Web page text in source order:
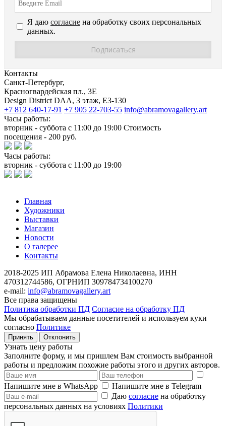
Я даю согласие на обработку своих персональных
данных.
Контакты
Санкт-Петербург,
Красногвардейская пл., 3E
Design District DAA, 3 этаж, Е3-130
+7 812 640-17-91 +7 905 22-703-55 info@abramovagallery.art
Часы работы:
вторник - суббота с 11:00 до 19:00 Стоимость
посещения - 200 руб.
Часы работы:
вторник - суббота с 11:00 до 19:00
Главная
Художники
Выставки
Магазин
Новости
О галерее
Контакты
2018-2025 ИП Абрамова Елена Николаевна, ИНН
470312744586, ОГРНИП 309784734100270
e-mail: info@abramovagallery.art
Все права защищены
Политика обработки ПД Согласие на обработку ПД
Мы обрабатываем данные посетителей и используем куки
согласно Политике
Принять Отклонить
Узнать цену работы
Заполните форму, и мы пришлем Вам стоимость выбранной
работы и предложим похожие работы этого и других авторов.
Напишите мне в WhatsApp
Напишите мне в Telegram
Даю согласие на обработку
персональных данных на условиях Политики